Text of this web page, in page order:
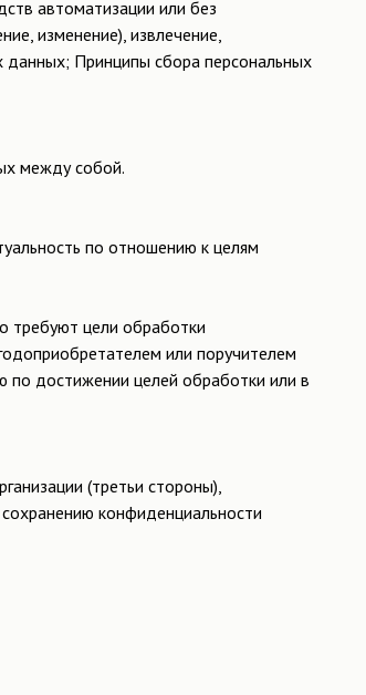
автоматизации или без
изменение), извлечение,
данных; Принципы сбора персональных
между собой.
по отношению к целям
требуют цели обработки
или поручителем
достижении целей обработки или в
(третьи стороны),
конфиденциальности